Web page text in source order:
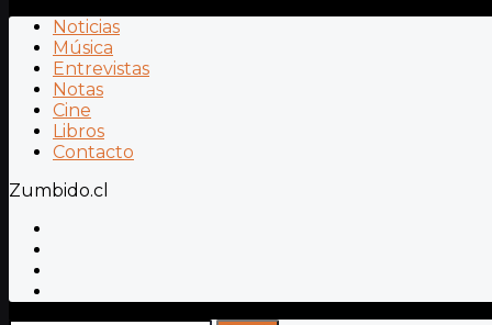
Noticias
Música
Entrevistas
Notas
Cine
Libros
Contacto
Zumbido.cl